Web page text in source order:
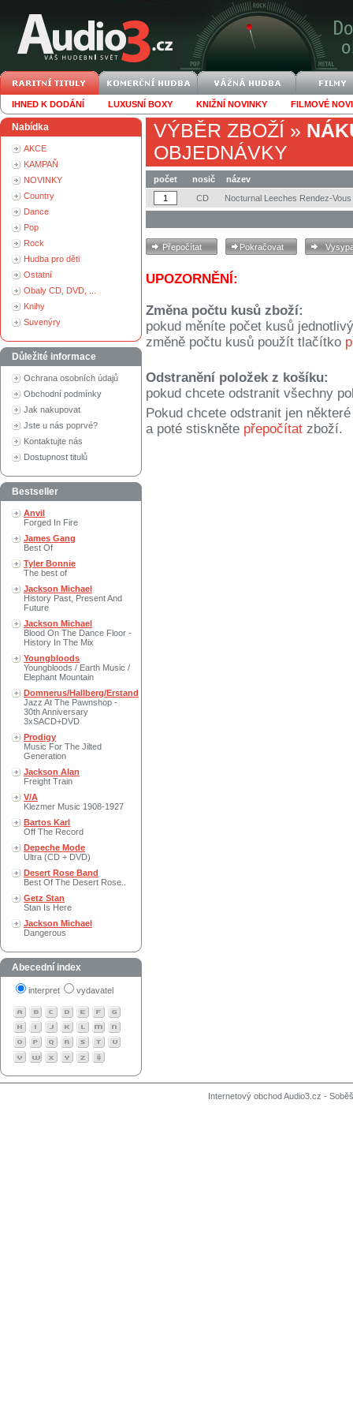
IHNED K DODÁNÍ LUXUSNÍ BOXY KNIŽNÍ NOVINKY FILMOVÉ
Nabídka
AKCE
KAMPAŇ
NOVINKY
Country
Dance
Pop
Rock
Hudba pro děti
Ostatní
Obaly CD, DVD, ...
Knihy
Suvenýry
Důležité informace
Ochrana osobních údajů
Obchodní podmínky
Jak nakupovat
Jste u nás poprvé?
Kontaktujte nás
Dostupnost titulů
Bestseller
Anvil
Forged In Fire
James Gang
Best Of
Tyler Bonnie
The best of
Jackson Michael
History Past, Present And
Future
Jackson Michael
Blood On The Dance Floor -
History In The Mix
Youngbloods
Youngbloods / Earth Music /
Elephant Mountain
Domnerus/Hallberg/Erstand
Jazz At The Pawnshop -
30th Anniversary
3xSACD+DVD
Prodigy
Music For The Jilted
Generation
Jackson Alan
Freight Train
V/A
Klezmer Music 1908-1927
Bartos Karl
Off The Record
Depeche Mode
Ultra (CD + DVD)
Desert Rose Band
Best Of The Desert Rose..
Getz Stan
Stan Is Here
Jackson Michael
Dangerous
Abecední index
interpret vydavatel
VÝBĚR ZBOŽÍ »
OBJEDNÁVKY
počet nosič
název
CD
Nocturnal Leeches Rendez-Vous
UPOZORNĚNÍ:
Změna počtu kusů zboží:
pokud měníte počet kusů
změně počtu kusů použít tlačítko
Odstranění položek z košíku:
pokud chcete odstranit všechny
Pokud chcete odstranit jen
a poté stiskněte přepočítat zboží.
Internetový obchod Audio3.cz -